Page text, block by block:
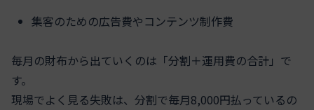
集客のための広告費やコンテンツ制作費
毎月の財布から出ていくのは「分割＋運用費の合計」で
す。
現場でよく見る失敗は、分割で毎月8,000円払っているの